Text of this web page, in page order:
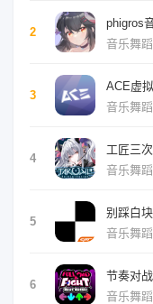
2
phigros
音乐舞蹈
3
ACE虚
音乐舞蹈
4
工匠三
音乐舞蹈
5
别踩白
音乐舞蹈
6
节奏对
音乐舞蹈